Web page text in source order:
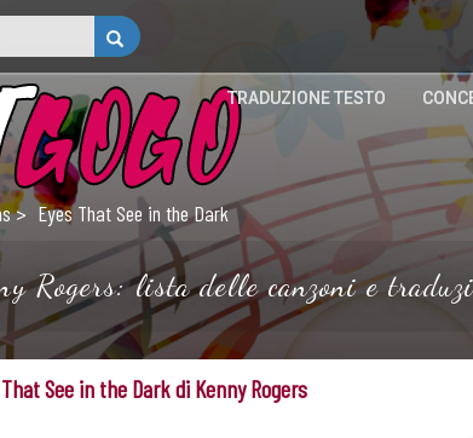
TRADUZIONE TESTO
Eyes That See in the Dark
Rogers: lista delle canzoni e
See in the Dark di Kenny Rogers